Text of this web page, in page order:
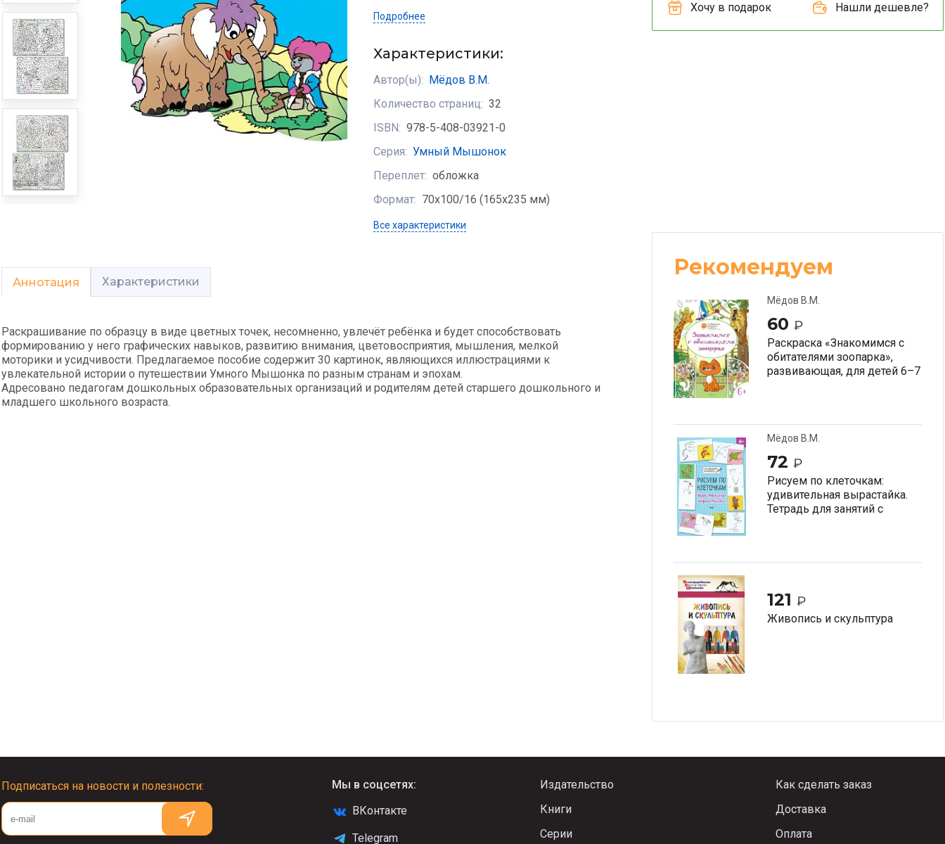
Подробнее
Характеристики:
Автор(ы):
Мёдов В.М.
Количество страниц: 32
ISBN: 978-5-408-03921-0
Серия: Умный Мышонок
Переплет: обложка
Формат: 70х100/16 (165x235 мм)
Все характеристики
Хочу в подарок Нашли дешевле?
Аннотация Характеристики
Раскрашивание по образцу в виде цветных точек, несомненно, увлечёт ребёнка и будет способствовать
формированию у него графических навыков, развитию внимания, цветовосприятия, мышления, мелкой
моторики и усидчивости. Предлагаемое пособие содержит 30 картинок, являющихся иллюстрациями к
увлекательной истории о путешествии Умного Мышонка по разным странам и эпохам.
Адресовано педагогам дошкольных образовательных организаций и родителям детей старшего дошкольного и
младшего школьного возраста.
Рекомендуем
Мёдов В.М.
60 ₽
Раскраска «Знакомимся с
обитателями зоопарка»,
развивающая, для детей 6–7
Мёдов В.М.
72 ₽
Рисуем по клеточкам:
удивительная вырастайка.
Тетрадь для занятий с
121 ₽
Живопись и скульптура
Подписаться на новости и полезности:
Мы в соцсетях:
ВКонтакте
Telegram
Издательство
Книги
Серии
Как сделать заказ
Доставка
Оплата